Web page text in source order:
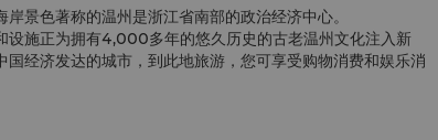
岸景色著称的温州是浙江省南部的政治经济中心。
设施正为拥有4,000多年的悠久历史的古老温州文化注入新
国经济发达的城市，到此地旅游，您可享受购物消费和娱乐消